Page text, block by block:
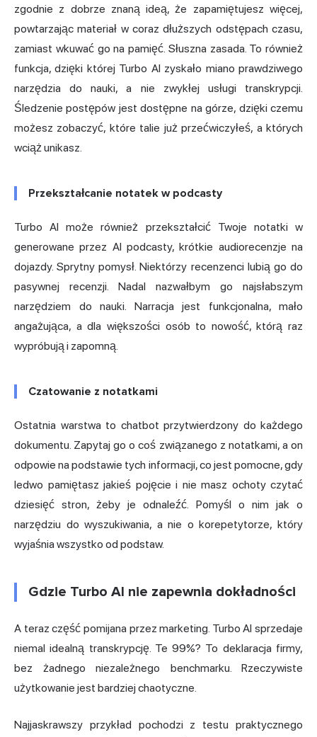
zgodnie z dobrze znaną ideą, że zapamiętujesz więcej,
powtarzając materiał w coraz dłuższych odstępach czasu,
zamiast wkuwać go na pamięć. Słuszna zasada. To również
funkcja, dzięki której Turbo AI zyskało miano prawdziwego
narzędzia do nauki, a nie zwykłej usługi transkrypcji.
Śledzenie postępów jest dostępne na górze, dzięki czemu
możesz zobaczyć, które talie już przećwiczyłeś, a których
wciąż unikasz.
Przekształcanie notatek w podcasty
Turbo AI może również przekształcić Twoje notatki w
generowane przez AI podcasty, krótkie audiorecenzje na
dojazdy. Sprytny pomysł. Niektórzy recenzenci lubią go do
pasywnej recenzji. Nadal nazwałbym go najsłabszym
narzędziem do nauki. Narracja jest funkcjonalna, mało
angażująca, a dla większości osób to nowość, którą raz
wypróbują i zapomną.
Czatowanie z notatkami
Ostatnia warstwa to chatbot przytwierdzony do każdego
dokumentu. Zapytaj go o coś związanego z notatkami, a on
odpowie na podstawie tych informacji, co jest pomocne, gdy
ledwo pamiętasz jakieś pojęcie i nie masz ochoty czytać
dziesięć stron, żeby je odnaleźć. Pomyśl o nim jak o
narzędziu do wyszukiwania, a nie o korepetytorze, który
wyjaśnia wszystko od podstaw.
Gdzie Turbo AI nie zapewnia dokładności
A teraz część pomijana przez marketing. Turbo AI sprzedaje
niemal idealną transkrypcję. Te 99%? To deklaracja firmy,
bez żadnego niezależnego benchmarku. Rzeczywiste
użytkowanie jest bardziej chaotyczne.
Najjaskrawszy przykład pochodzi z testu praktycznego